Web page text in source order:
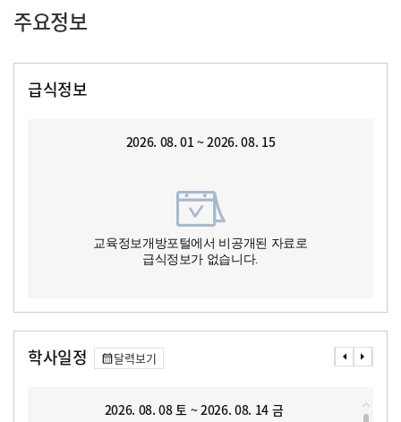
주요정보
급식정보
2026. 08. 01 ~ 2026. 08. 15
교육정보개방포털에서 비공개된 자료로
급식정보가 없습니다.
학사일정 달력보기
2026. 08. 08 토 ~ 2026. 08. 14 금